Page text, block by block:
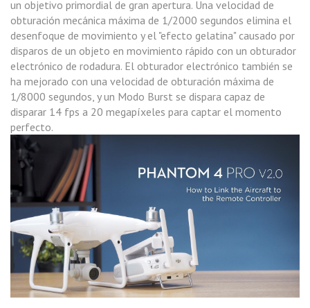
un objetivo primordial de gran apertura. Una velocidad de
obturación mecánica máxima de 1/2000 segundos elimina el
desenfoque de movimiento y el "efecto gelatina" causado por
disparos de un objeto en movimiento rápido con un obturador
electrónico de rodadura. El obturador electrónico también se
ha mejorado con una velocidad de obturación máxima de
1/8000 segundos, y un Modo Burst se dispara capaz de
disparar 14 fps a 20 megapíxeles para captar el momento
perfecto.